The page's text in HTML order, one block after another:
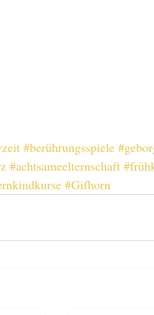
#berührungsspiele
#achtsameelternschaft
#Gifhorn